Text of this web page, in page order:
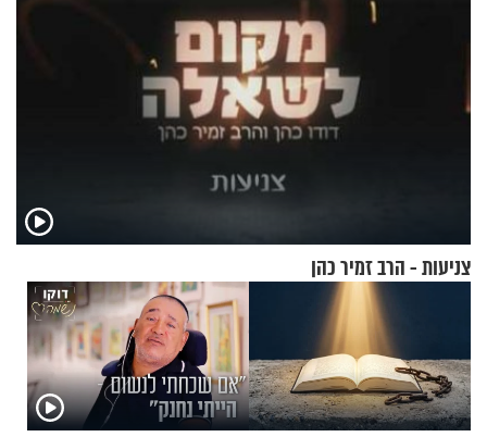
צניעות - הרב זמיר כהן